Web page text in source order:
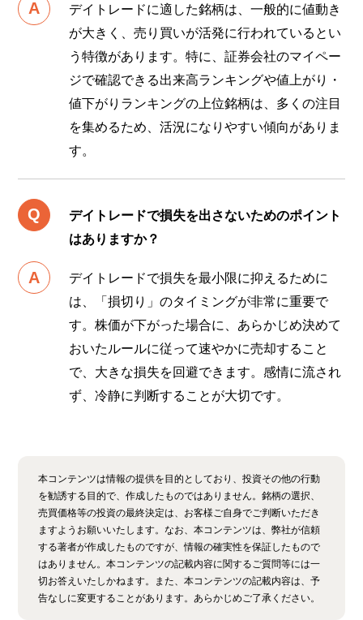
デイトレードに適した銘柄は、一般的に値動き
が大きく、売り買いが活発に行われているとい
う特徴があります。特に、証券会社のマイペー
ジで確認できる出来高ランキングや値上がり・
値下がりランキングの上位銘柄は、多くの注目
を集めるため、活況になりやすい傾向がありま
す。
デイトレードで損失を出さないためのポイント
はありますか？
デイトレードで損失を最小限に抑えるために
は、「損切り」のタイミングが非常に重要で
す。株価が下がった場合に、あらかじめ決めて
おいたルールに従って速やかに売却すること
で、大きな損失を回避できます。感情に流され
ず、冷静に判断することが大切です。
本コンテンツは情報の提供を目的としており、投資その他の行動
を勧誘する目的で、作成したものではありません。銘柄の選択、
売買価格等の投資の最終決定は、お客様ご自身でご判断いただき
ますようお願いいたします。なお、本コンテンツは、弊社が信頼
する著者が作成したものですが、情報の確実性を保証したもので
はありません。本コンテンツの記載内容に関するご質問等には一
切お答えいたしかねます。また、本コンテンツの記載内容は、予
告なしに変更することがあります。あらかじめご了承ください。